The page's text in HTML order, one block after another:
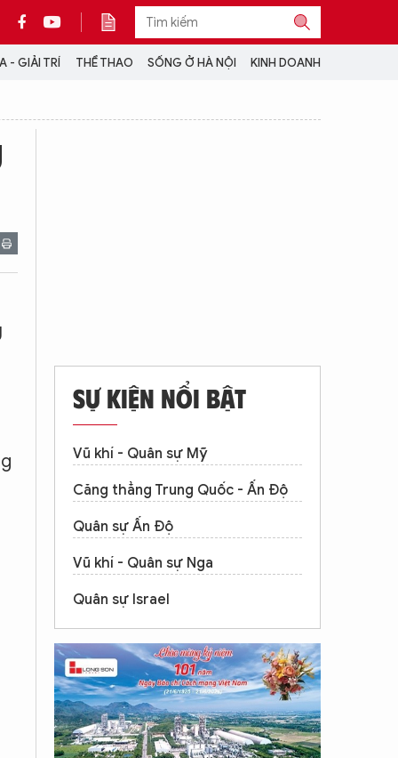
- GIẢI TRÍ THỂ THAO SỐNG Ở HÀ NỘI KINH DOANH
SỰ KIỆN NỔI BẬT
Vũ khí - Quân sự Mỹ
Căng thẳng Trung Quốc - Ấn Độ
Quân sự Ấn Độ
Vũ khí - Quân sự Nga
Quân sự Israel